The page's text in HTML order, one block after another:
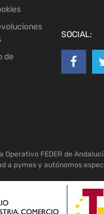
de
SOCIAL:
FEDER de
a pymes y autónomos